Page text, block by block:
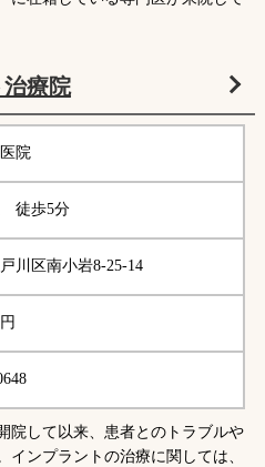
療院
院
徒歩5分
川区南小岩8-25-14
院して以来、患者とのトラブルや
インプラントの治療に関しては、